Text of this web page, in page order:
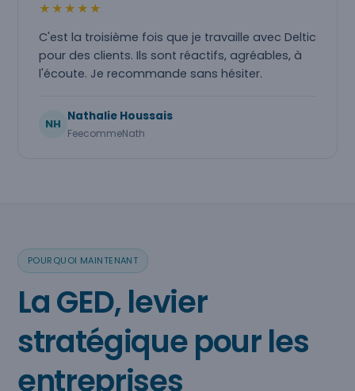
★★★★★
C'est la troisième fois que je travaille avec Deltic
pour des clients. Ils sont réactifs, agréables, à
l'écoute. Je recommande sans hésiter.
NH
Nathalie Houssais
FeecommeNath
POURQUOI MAINTENANT
La GED, levier
stratégique pour les
entreprises